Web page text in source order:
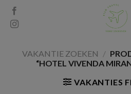
Skip
content
VAKANTIE ZOEKEN /
“HOTEL VIVENDA
VAKANTIES